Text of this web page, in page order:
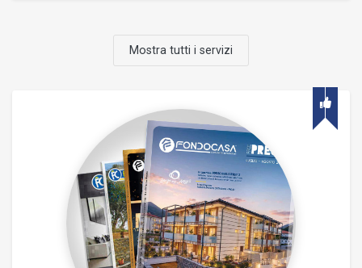
Mostra tutti i servizi